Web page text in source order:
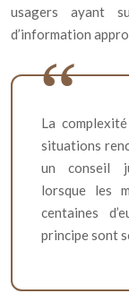
usagers ayant
d’information
La
situations
un conseil
lorsque les
centaines
principe sont